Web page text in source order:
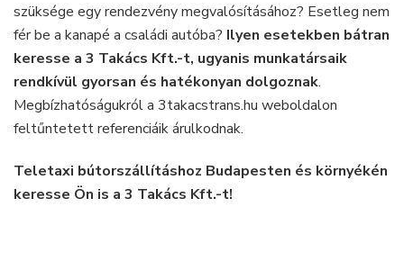
szüksége egy rendezvény megvalósításához? Esetleg nem
fér be a kanapé a családi autóba? Ilyen esetekben bátran
keresse a 3 Takács Kft.-t, ugyanis munkatársaik
rendkívül gyorsan és hatékonyan dolgoznak.
Megbízhatóságukról a 3takacstrans.hu weboldalon
feltűntetett referenciáik árulkodnak.
Teletaxi bútorszállításhoz Budapesten és környékén
keresse Ön is a 3 Takács Kft.-t!